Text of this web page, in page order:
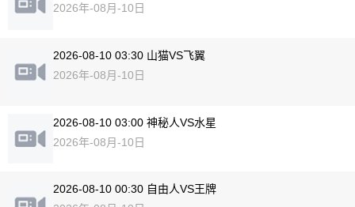
2026年-08月-10日
2026-08-10 03:30 山猫VS飞翼
2026年-08月-10日
2026-08-10 03:00 神秘人VS水星
2026年-08月-10日
2026-08-10 00:30 自由人VS王牌